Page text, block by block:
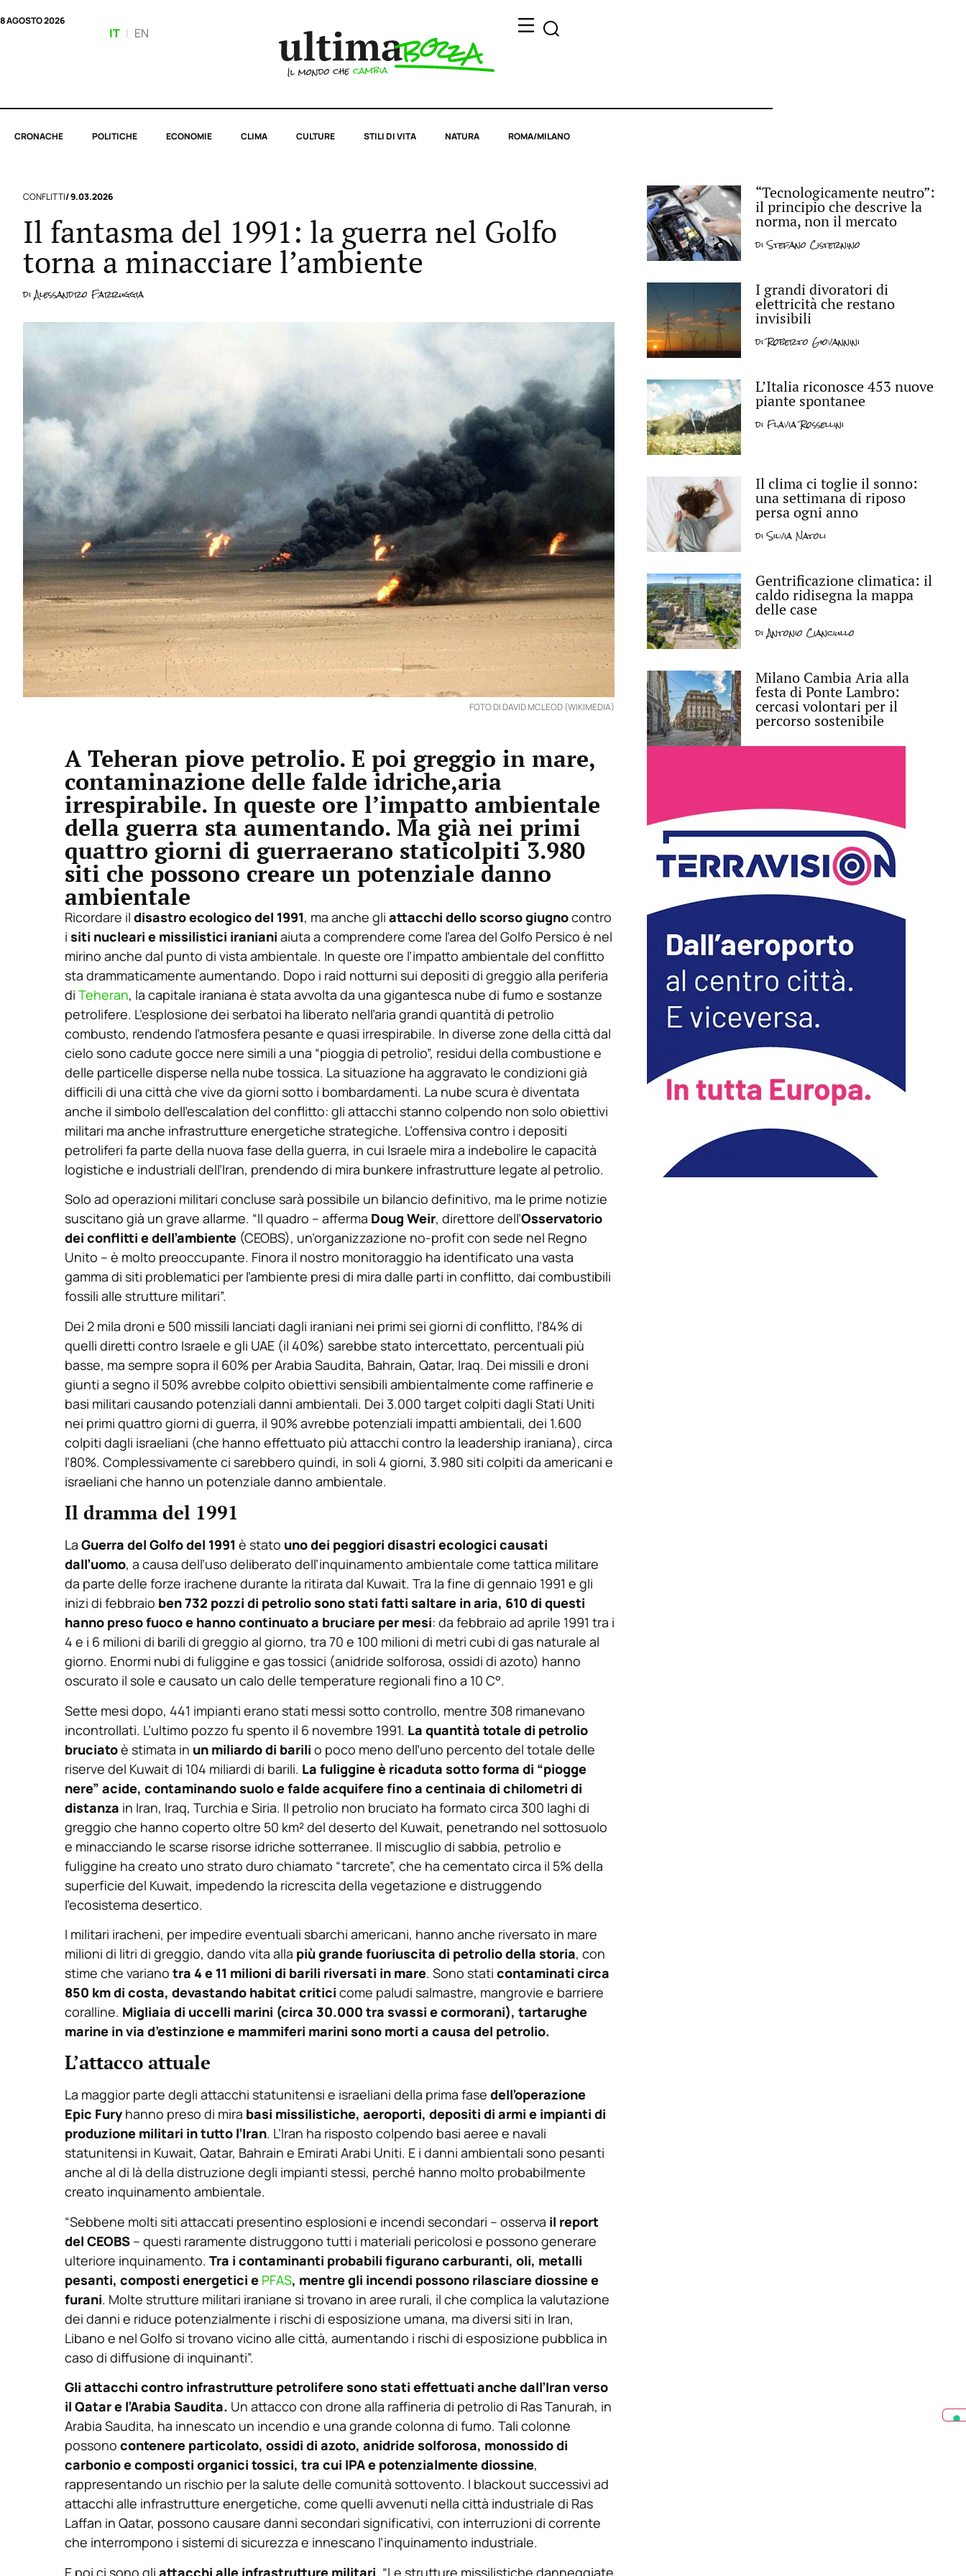
8 AGOSTO 2026
IT | EN
CRONACHE POLITICHE ECONOMIE CLIMA CULTURE STILI DI VITA NATURA ROMA/MILANO
CONFLITTI/ 9.03.2026
Il fantasma del 1991: la guerra nel Golfo
torna a minacciare l’ambiente
diAlessandro Farruggia
FOTO DI DAVID MCLEOD (WIKIMEDIA)
A Teheran piove petrolio. E poi greggio in mare,
contaminazione delle falde idriche,aria
irrespirabile. In queste ore l’impatto ambientale
della guerra sta aumentando. Ma già nei primi
quattro giorni di guerraerano staticolpiti 3.980
siti che possono creare un potenziale danno
ambientale
Ricordare il disastro ecologico del 1991, ma anche gli attacchi dello scorso giugnocontro
i siti nucleari e missilistici iraniani aiuta a comprendere come l’area del Golfo Persico è nel
mirino anche dal punto di vista ambientale. In queste ore l’impatto ambientale del conflitto
sta drammaticamente aumentando. Dopo i raid notturni sui depositi di greggio alla periferia
di Teheran, la capitale iraniana è stata avvolta da una gigantesca nube di fumo e sostanze
petrolifere. L’esplosione dei serbatoi ha liberato nell’aria grandi quantità di petrolio
combusto, rendendo l’atmosfera pesante e quasi irrespirabile. In diverse zone della città dal
cielo sono cadute gocce nere simili a una “pioggia di petrolio”, residui della combustione e
delle particelle disperse nella nube tossica. La situazione ha aggravato le condizioni già
difficili di una città che vive da giorni sotto i bombardamenti. La nube scura è diventata
anche il simbolo dell’escalation del conflitto: gli attacchi stanno colpendo non solo obiettivi
militari ma anche infrastrutture energetiche strategiche. L’offensiva contro i depositi
petroliferi fa parte della nuova fase della guerra, in cui Israele mira a indebolire le capacità
logistiche e industriali dell’Iran, prendendo di mira bunkere infrastrutture legate al petrolio.
Solo ad operazioni militari concluse sarà possibile un bilancio definitivo, ma le prime notizie
suscitano già un grave allarme. “Il quadro – afferma Doug Weir, direttore dell’Osservatorio
dei conflitti e dell’ambiente(CEOBS), un’organizzazione no-profit con sede nel Regno
Unito – è molto preoccupante. Finora il nostro monitoraggio ha identificato una vasta
gamma di siti problematici per l’ambiente presi di mira dalle parti in conflitto, dai combustibili
fossili alle strutture militari”.
Dei 2 mila droni e 500 missili lanciati dagli iraniani nei primi sei giorni di conflitto, l’84% di
quelli diretti contro Israele e gli UAE (il 40%) sarebbe stato intercettato, percentuali più
basse, ma sempre sopra il 60% per Arabia Saudita, Bahrain, Qatar, Iraq. Dei missili e droni
giunti a segno il 50% avrebbe colpito obiettivi sensibili ambientalmente come raffinerie e
basi militari causando potenziali danni ambientali. Dei 3.000 target colpiti dagli Stati Uniti
nei primi quattro giorni di guerra, il 90% avrebbe potenziali impatti ambientali, dei 1.600
colpiti dagli israeliani (che hanno effettuato più attacchi contro la leadership iraniana), circa
l’80%. Complessivamente ci sarebbero quindi, in soli 4 giorni, 3.980 siti colpiti da americani e
israeliani che hanno un potenziale danno ambientale.
Il dramma del 1991
La Guerra del Golfo del 1991 è stato uno dei peggiori disastri ecologici causati
dall’uomo, a causa dell’uso deliberato dell’inquinamento ambientale come tattica militare
da parte delle forze irachene durante la ritirata dal Kuwait. Tra la fine di gennaio 1991 e gli
inizi di febbraio ben 732 pozzi di petrolio sono stati fatti saltare in aria, 610 di questi
hanno preso fuoco e hanno continuato a bruciare per mesi: da febbraio ad aprile 1991 tra i
4 e i 6 milioni di barili di greggio al giorno, tra 70 e 100 milioni di metri cubi di gas naturale al
giorno. Enormi nubi di fuliggine e gas tossici (anidride solforosa, ossidi di azoto) hanno
oscurato il sole e causato un calo delle temperature regionali fino a 10 C°.
Sette mesi dopo, 441 impianti erano stati messi sotto controllo, mentre 308 rimanevano
incontrollati. L’ultimo pozzo fu spento il 6 novembre 1991. La quantità totale di petrolio
bruciatoè stimata in un miliardo di barili o poco meno dell’uno percento del totale delle
riserve del Kuwait di 104 miliardi di barili. La fuliggine è ricaduta sotto forma di “piogge
nere” acide, contaminando suolo e falde acquifere fino a centinaia di chilometri di
distanza in Iran, Iraq, Turchia e Siria. Il petrolio non bruciato ha formato circa 300 laghi di
greggio che hanno coperto oltre 50 km² del deserto del Kuwait, penetrando nel sottosuolo
e minacciando le scarse risorse idriche sotterranee. Il miscuglio di sabbia, petrolio e
fuliggine ha creato uno strato duro chiamato “tarcrete”, che ha cementato circa il 5% della
superficie del Kuwait, impedendo la ricrescita della vegetazione e distruggendo
l’ecosistema desertico.
I militari iracheni, per impedire eventuali sbarchi americani, hanno anche riversato in mare
milioni di litri di greggio, dando vita alla più grande fuoriuscita di petrolio della storia, con
stime che variano tra 4 e 11 milioni di barili riversati in mare. Sono stati contaminati circa
850 km di costa, devastando habitat critici come paludi salmastre, mangrovie e barriere
coralline. Migliaia di uccelli marini (circa 30.000 tra svassi e cormorani), tartarughe
marine in via d’estinzione e mammiferi marini sono morti a causa del petrolio.
L’attacco attuale
La maggior parte degli attacchi statunitensi e israeliani della prima fase dell’operazione
Epic Furyhanno preso di mira basi missilistiche, aeroporti, depositi di armi e impianti di
produzione militari in tutto l’Iran. L’Iran ha risposto colpendo basi aeree e navali
statunitensi in Kuwait, Qatar, Bahrain e Emirati Arabi Uniti. E i danni ambientali sono pesanti
anche al di là della distruzione degli impianti stessi, perché hanno molto probabilmente
creato inquinamento ambientale.
“Sebbene molti siti attaccati presentino esplosioni e incendi secondari – osserva il report
del CEOBS– questi raramente distruggono tutti i materiali pericolosi e possono generare
ulteriore inquinamento. Tra i contaminanti probabili figurano carburanti, oli, metalli
pesanti, composti energetici e PFAS, mentre gli incendi possono rilasciare diossine e
furani. Molte strutture militari iraniane si trovano in aree rurali, il che complica la valutazione
dei danni e riduce potenzialmente i rischi di esposizione umana, ma diversi siti in Iran,
Libano e nel Golfo si trovano vicino alle città, aumentando i rischi di esposizione pubblica in
caso di diffusione di inquinanti”.
Gli attacchi contro infrastrutture petrolifere sono stati effettuati anche dall’Iran verso
il Qatar e l’Arabia Saudita. Un attacco con drone alla raffineria di petrolio di Ras Tanurah, in
Arabia Saudita, ha innescato un incendio e una grande colonna di fumo. Tali colonne
possono contenere particolato, ossidi di azoto, anidride solforosa, monossido di
carbonio e composti organici tossici, tra cui IPA e potenzialmente diossine,
rappresentando un rischio per la salute delle comunità sottovento. I blackout successivi ad
attacchi alle infrastrutture energetiche, come quelli avvenuti nella città industriale di Ras
Laffan in Qatar, possono causare danni secondari significativi, con interruzioni di corrente
che interrompono i sistemi di sicurezza e innescano l’inquinamento industriale.
E poi ci sono gli attacchi alle infrastrutture militari . “Le strutture missilistiche danneggiate
“Tecnologicamente neutro”:
il principio che descrive la
norma, non il mercato
diStefano Cisternino
I grandi divoratori di
elettricità che restano
invisibili
diRoberto Giovannini
L’Italia riconosce 453 nuove
piante spontanee
diFlavia Rossellini
Il clima ci toglie il sonno:
una settimana di riposo
persa ogni anno
diSilvia Natoli
Gentrificazione climatica: il
caldo ridisegna la mappa
delle case
diAntonio Cianciullo
Milano Cambia Aria alla
festa di Ponte Lambro:
cercasi volontari per il
percorso sostenibile